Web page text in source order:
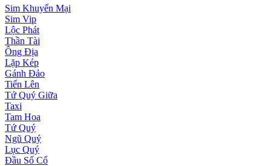
Sim Khuyến Mại
Sim Vip
Lộc Phát
Thần Tài
Ông Địa
Lặp Kép
Gánh Đảo
Tiến Lên
Tứ Quý Giữa
Taxi
Tam Hoa
Tứ Quý
Ngũ Quý
Lục Quý
Đầu Số Cổ